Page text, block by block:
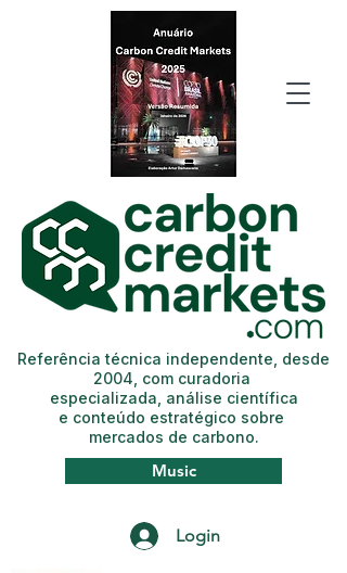
Login
Music
Referência técnica independente, desde
2004, com curadoria
especializada, análise científica
e conteúdo estratégico sobre
mercados de carbono.